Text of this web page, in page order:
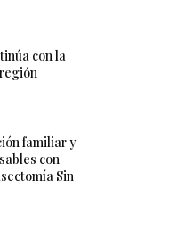
con la
familiar y
con
Sin